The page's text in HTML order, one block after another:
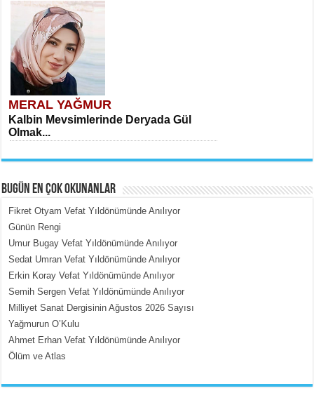
MERAL YAĞMUR
Kalbin Mevsimlerinde Deryada Gül
Olmak...
MEHMET ÇOBAN
İçerdeki Put Dışardaki Maskeler...
BUGÜN EN ÇOK OKUNANLAR
Fikret Otyam Vefat Yıldönümünde Anılıyor
Günün Rengi
Umur Bugay Vefat Yıldönümünde Anılıyor
Sedat Umran Vefat Yıldönümünde Anılıyor
Erkin Koray Vefat Yıldönümünde Anılıyor
Semih Sergen Vefat Yıldönümünde Anılıyor
Milliyet Sanat Dergisinin Ağustos 2026 Sayısı
Yağmurun O’Kulu
Ahmet Erhan Vefat Yıldönümünde Anılıyor
Ölüm ve Atlas